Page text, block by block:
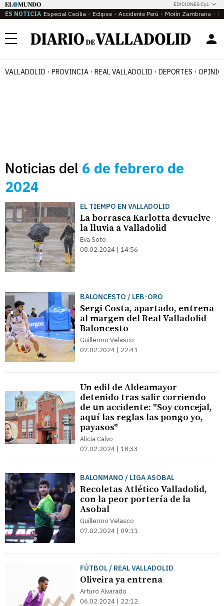
EDICIONES CyL
ES NOTICIA Especial Cecilia Eclipse Accidente Perú Motín Zambrana
Menú
VALLADOLID PROVINCIA REAL VALLADOLID DEPORTES
Noticias del 6 de febrero de
2024
EL TIEMPO EN VALLADOLID
La borrasca Karlotta devuelve
la lluvia a Valladolid
Eva Soto
08.02.2024 | 14:56
BALONCESTO / LEB-ORO
Sergi Costa, apartado, entrena
al margen del Real Valladolid
Baloncesto
Guillermo Velasco
07.02.2024 | 22:41
Un edil de Aldeamayor
detenido tras salir corriendo
de un accidente: "Soy concejal,
aquí las reglas las pongo yo,
payasos"
Alicia Calvo
07.02.2024 | 18:33
BALONMANO / LIGA ASOBAL
Recoletas Atlético Valladolid,
con la peor portería de la
Asobal
Guillermo Velasco
07.02.2024 | 09:11
FÚTBOL / REAL VALLADOLID
Oliveira ya entrena
Arturo Alvarado
06.02.2024 | 22:12